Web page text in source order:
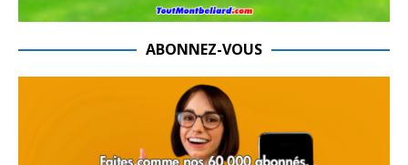
ABONNEZ-VOUS